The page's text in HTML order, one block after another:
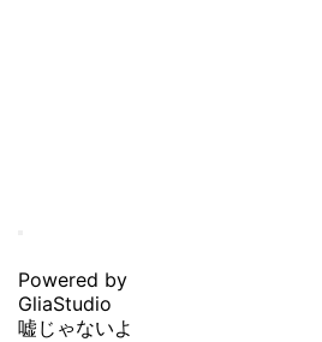
Powered by
GliaStudio
嘘じゃないよ